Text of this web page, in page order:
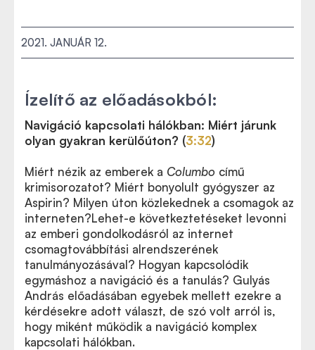
2021. JANUÁR 12.
Ízelítő az előadásokból:
Navigáció kapcsolati hálókban: Miért járunk
olyan gyakran kerülőúton? (3:32)
Miért nézik az emberek a Columbo című
krimisorozatot? Miért bonyolult gyógyszer az
Aspirin? Milyen úton közlekednek a csomagok az
interneten?Lehet-e következtetéseket levonni
az emberi gondolkodásról az internet
csomagtovábbítási alrendszerének
tanulmányozásával? Hogyan kapcsolódik
egymáshoz a navigáció és a tanulás? Gulyás
András előadásában egyebek mellett ezekre a
kérdésekre adott választ, de szó volt arról is,
hogy miként működik a navigáció komplex
kapcsolati hálókban.